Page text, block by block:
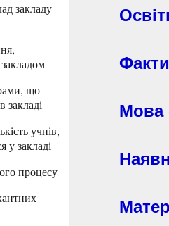
закладу
що
закладі
учнів,
у закладі
процесу
Мова